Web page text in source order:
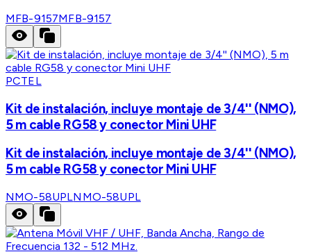
MFB-9157MFB-9157
PCTEL
Kit de instalación, incluye montaje de 3/4'' (NMO),
5 m cable RG58 y conector Mini UHF
Kit de instalación, incluye montaje de 3/4'' (NMO),
5 m cable RG58 y conector Mini UHF
NMO-58UPLNMO-58UPL